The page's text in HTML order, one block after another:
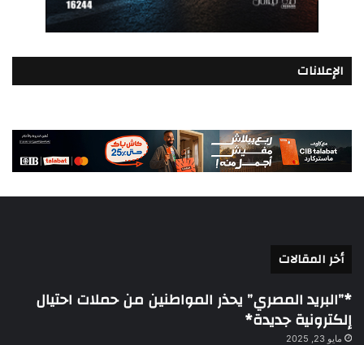
الإعلانات
أخر المقالات
*”البريد المصري” يحذر المواطنين من حملات احتيال
إلكترونية جديدة*
مايو 23, 2025